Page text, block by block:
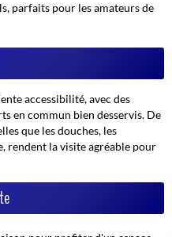
parfaits pour les amateurs de
accessibilité, avec des
en commun bien desservis. De
que les douches, les
rendent la visite agréable pour